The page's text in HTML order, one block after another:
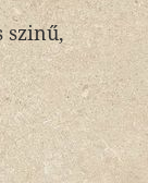
szinű,